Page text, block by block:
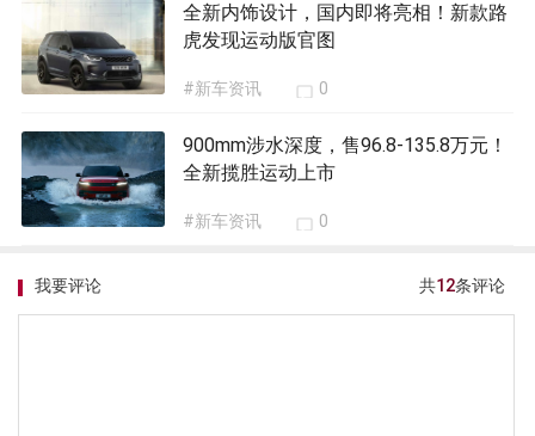
全新内饰设计，国内即将亮相！新款路
虎发现运动版官图
#新车资讯 0
900mm涉水深度，售96.8-135.8万元！
全新揽胜运动上市
#新车资讯 0
共12条评论
我要评论